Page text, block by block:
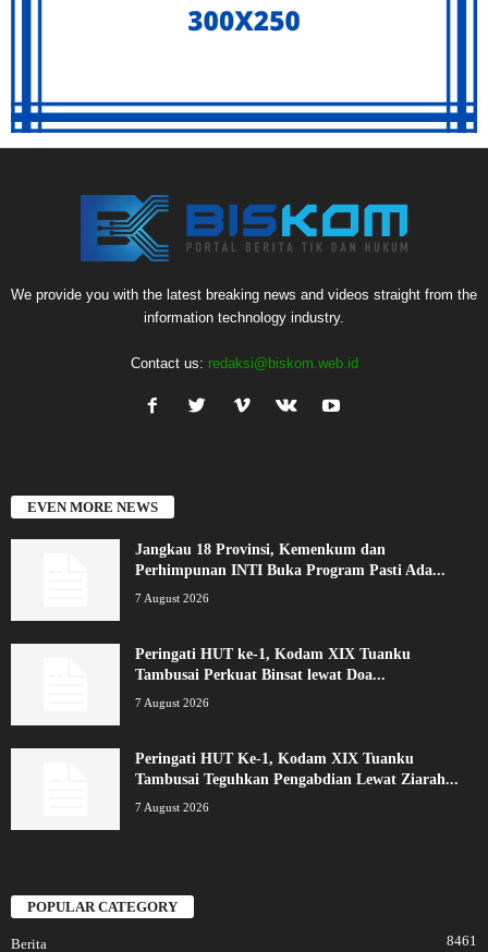
We provide you with the latest breaking news and videos straight from the
information technology industry.
Contact us: redaksi@biskom.web.id
EVEN MORE NEWS
Jangkau 18 Provinsi, Kemenkum dan
Perhimpunan INTI Buka Program Pasti Ada...
7 August 2026
Peringati HUT ke-1, Kodam XIX Tuanku
Tambusai Perkuat Binsat lewat Doa...
7 August 2026
Peringati HUT Ke-1, Kodam XIX Tuanku
Tambusai Teguhkan Pengabdian Lewat Ziarah...
7 August 2026
POPULAR CATEGORY
Berita 8461